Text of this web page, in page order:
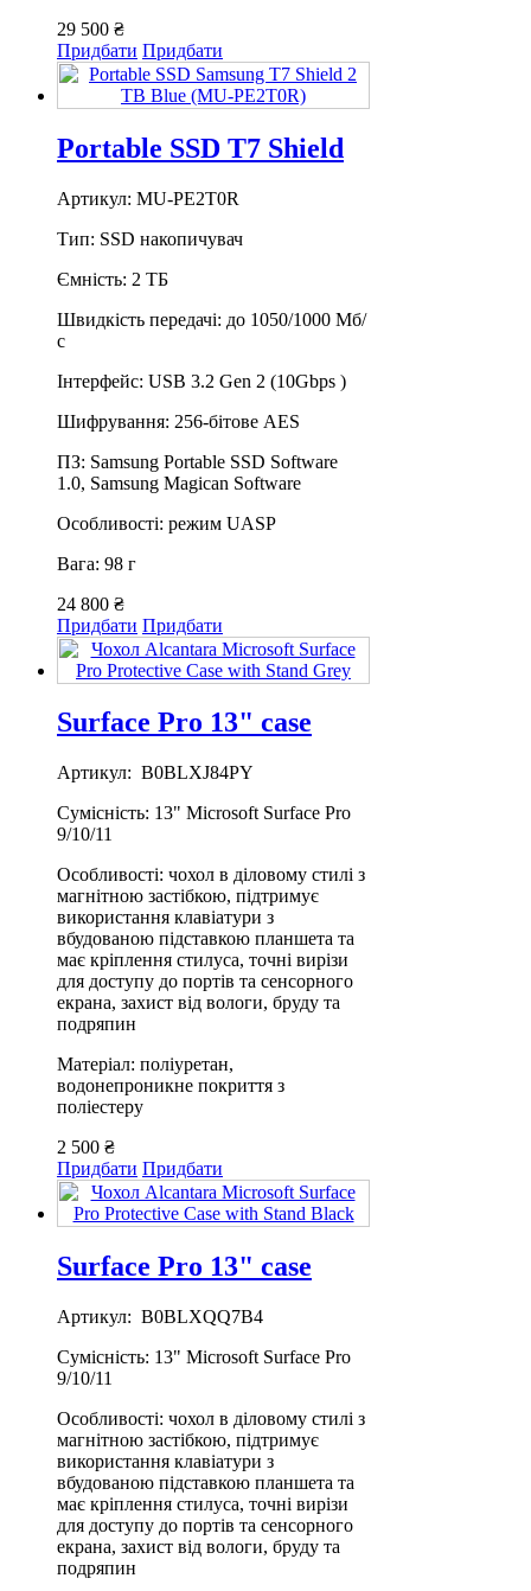
29 500 ₴
Придбати Придбати
Portable SSD T7 Shield
Артикул: MU-PE2T0R
Тип: SSD накопичувач
Ємність: 2 ТБ
Швидкість передачі: до 1050/1000 Мб/
с
Інтерфейс: USB 3.2 Gen 2 (10Gbps )
Шифрування: 256-бітове AES
ПЗ: Samsung Portable SSD Software
1.0, Samsung Magican Software
Особливості: режим UASP
Вага: 98 г
24 800 ₴
Придбати Придбати
Surface Pro 13" case
Артикул: B0BLXJ84PY
Сумісність: 13" Microsoft Surface Pro
9/10/11
Особливості: чохол в діловому стилі з
магнітною застібкою, підтримує
використання клавіатури з
вбудованою підставкою планшета та
має кріплення стилуса, точні вирізи
для доступу до портів та сенсорного
екрана, захист від вологи, бруду та
подряпин
Матеріал: поліуретан,
водонепроникне покриття з
поліестеру
2 500 ₴
Придбати Придбати
Surface Pro 13" case
Артикул: B0BLXQQ7B4
Сумісність: 13" Microsoft Surface Pro
9/10/11
Особливості: чохол в діловому стилі з
магнітною застібкою, підтримує
використання клавіатури з
вбудованою підставкою планшета та
має кріплення стилуса, точні вирізи
для доступу до портів та сенсорного
екрана, захист від вологи, бруду та
подряпин